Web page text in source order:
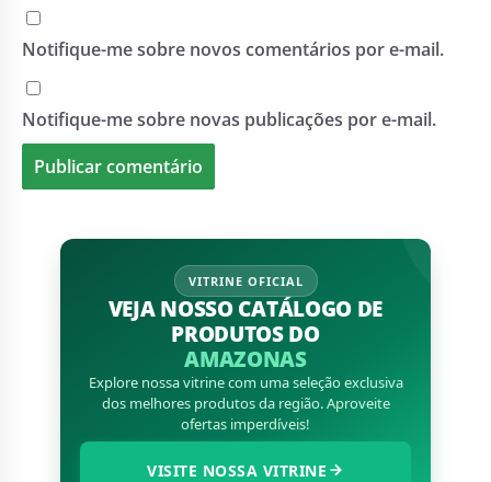
Notifique-me sobre novos comentários por e-mail.
Notifique-me sobre novas publicações por e-mail.
VITRINE OFICIAL
VEJA NOSSO CATÁLOGO DE
PRODUTOS DO
AMAZONAS
Explore nossa vitrine com uma seleção exclusiva
dos melhores produtos da região. Aproveite
ofertas imperdíveis!
VISITE NOSSA VITRINE